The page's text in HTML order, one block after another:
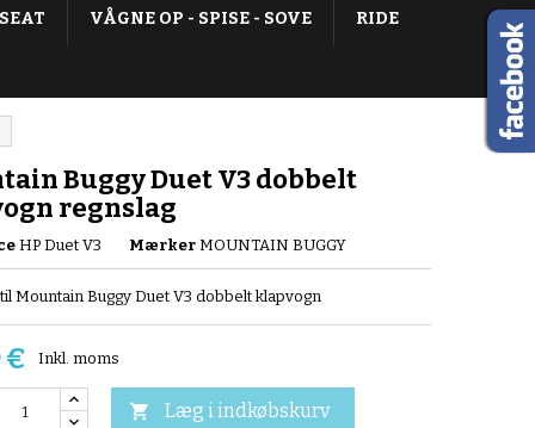
VÅGNE OP - SPISE - SOVE RIDE
Buggy Duet V3 dobbelt
regnslag
HP Duet V3 Mærker MOUNTAIN BUGGY
Mountain Buggy Duet V3 dobbelt klapvogn
€ Inkl. moms
 Læg i indkøbskurv